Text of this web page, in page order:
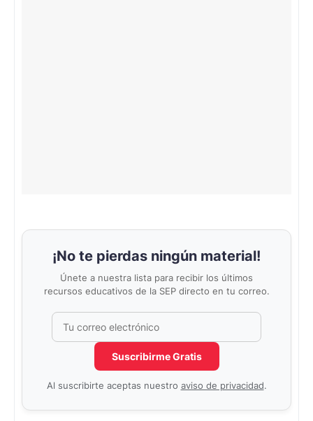
¡No te pierdas ningún material!
Únete a nuestra lista para recibir los últimos
recursos educativos de la SEP directo en tu correo.
No completar este campo
Suscribirme Gratis
Al suscribirte aceptas nuestro aviso de privacidad.